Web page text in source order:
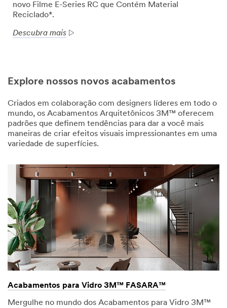
novo Filme E-Series RC que Contém Material
Reciclado*.
Descubra mais
Explore nossos novos acabamentos
Criados em colaboração com designers líderes em todo o
mundo, os Acabamentos Arquitetônicos 3M™ oferecem
padrões que definem tendências para dar a você mais
maneiras de criar efeitos visuais impressionantes em uma
variedade de superfícies.
Acabamentos para Vidro 3M™ FASARA™
Mergulhe no mundo dos Acabamentos para Vidro 3M™